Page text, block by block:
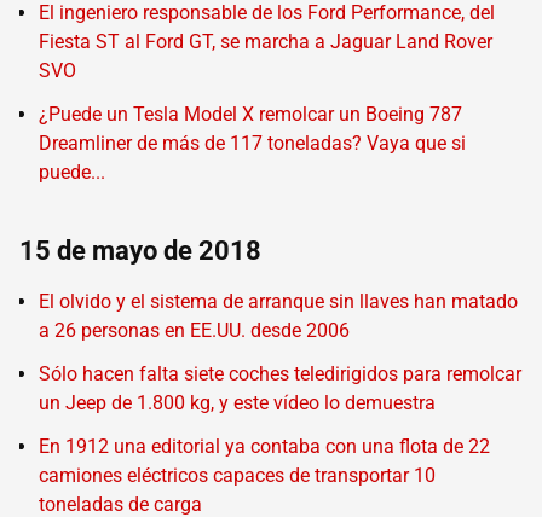
El ingeniero responsable de los Ford Performance, del
Fiesta ST al Ford GT, se marcha a Jaguar Land Rover
SVO
¿Puede un Tesla Model X remolcar un Boeing 787
Dreamliner de más de 117 toneladas? Vaya que si
puede...
15 de mayo de 2018
El olvido y el sistema de arranque sin llaves han matado
a 26 personas en EE.UU. desde 2006
Sólo hacen falta siete coches teledirigidos para remolcar
un Jeep de 1.800 kg, y este vídeo lo demuestra
En 1912 una editorial ya contaba con una flota de 22
camiones eléctricos capaces de transportar 10
toneladas de carga